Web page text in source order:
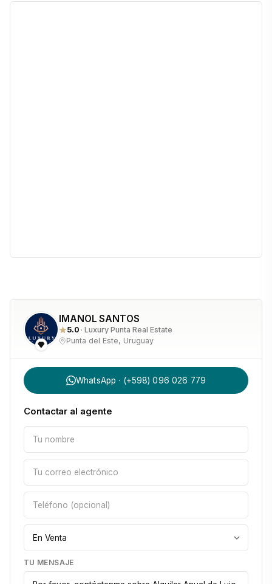
IMANOL SANTOS
5.0 · Luxury Punta Real Estate
Punta del Este, Uruguay
WhatsApp · (+598) 096 026 779
Contactar al agente
TU MENSAJE